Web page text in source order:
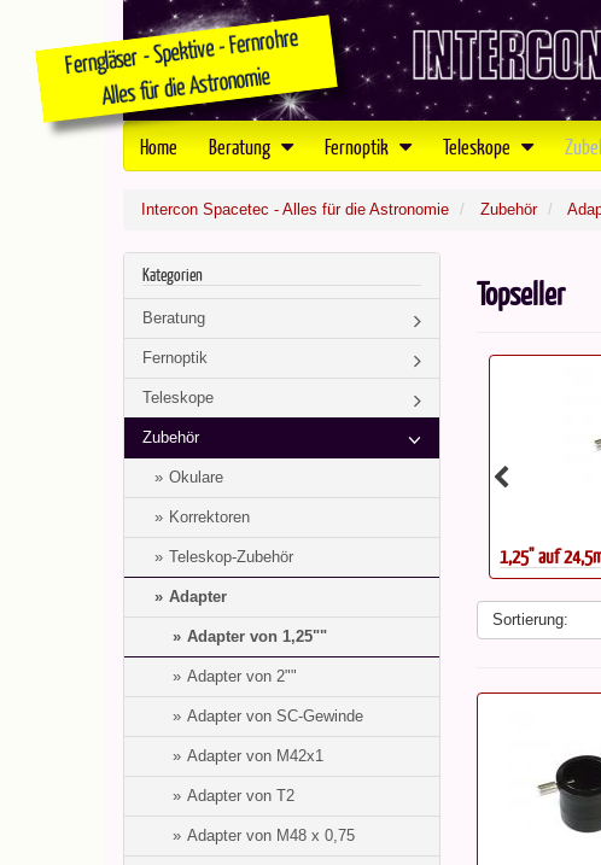
Home Beratung Fernoptik Teleskope
Intercon Spacetec - Alles für die Astronomie Zubehör
Kategorien
Beratung
Fernoptik
Teleskope
Zubehör
Okulare
Korrektoren
Teleskop-Zubehör
Adapter
Adapter von 1,25""
Adapter von 2""
Adapter von SC-Gewinde
Adapter von M42x1
Adapter von T2
Adapter von M48 x 0,75
Topseller
1,25" Adapter auf Webcam, lang 1,25'' auf
Sortierung: